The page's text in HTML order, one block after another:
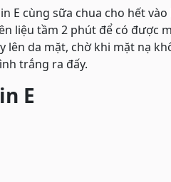
E cùng sữa chua cho hết vào
liệu tầm 2 phút để có được
lên da mặt, chờ khi mặt nạ
trắng ra đấy.
E